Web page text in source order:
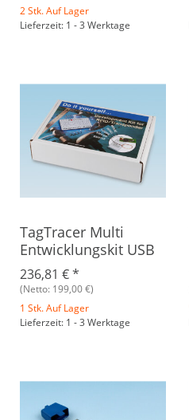
2 Stk. Auf Lager
Lieferzeit: 1 - 3 Werktage
TagTracer Multi
Entwicklungskit USB
236,81 €*
(Netto: 199,00 €)
1 Stk. Auf Lager
Lieferzeit: 1 - 3 Werktage